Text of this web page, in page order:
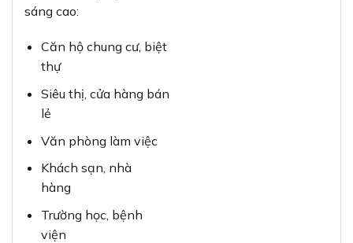
sáng cao:
Căn hộ chung cư, biệt
thự
Siêu thị, cửa hàng bán
lẻ
Văn phòng làm việc
Khách sạn, nhà
hàng
Trường học, bệnh
viện